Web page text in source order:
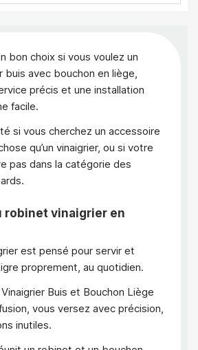
bon choix si vous voulez un
buis avec bouchon en liège,
précis et une installation
facile.
si vous cherchez un accessoire
qu’un vinaigrier, ou si votre
pas dans la catégorie des
robinet vinaigrier en
est pensé pour servir et
proprement, au quotidien.
Buis et Bouchon Liège
vous versez avec précision,
inutiles.